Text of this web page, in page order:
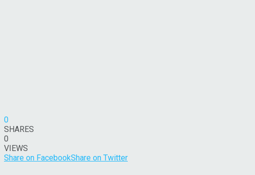
0
SHARES
0
VIEWS
Share on FacebookShare on Twitter